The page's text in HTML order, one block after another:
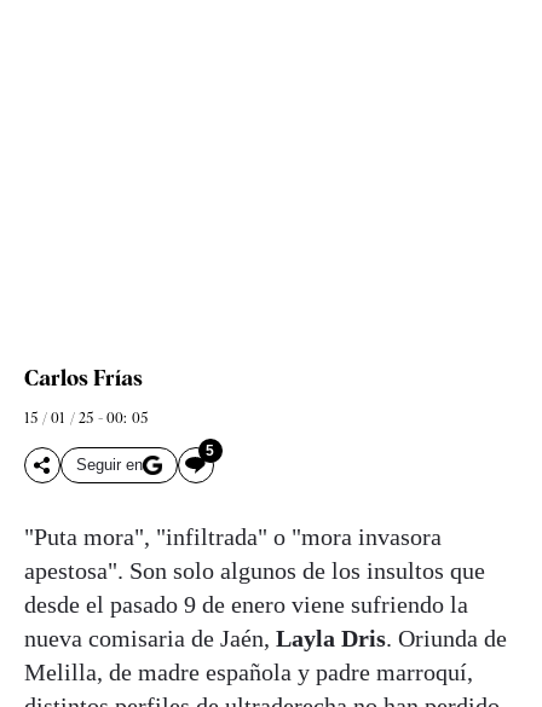
Carlos Frías
15 / 01 / 25 - 00: 05
Seguir en
5
"Puta mora", "infiltrada" o "mora invasora
apestosa". Son solo algunos de los insultos que
desde el pasado 9 de enero viene sufriendo la
nueva comisaria de Jaén, Layla Dris. Oriunda de
Melilla, de madre española y padre marroquí,